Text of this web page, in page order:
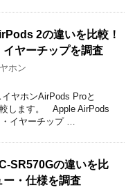
2の違いを比較！
イヤーチップを調査
ホン
ヤホンAirPods Proと
します。 Apple AirPods
・イヤーチップ …
SR570Gの違いを比
・仕様を調査